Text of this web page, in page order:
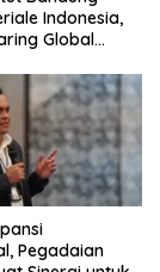
Indonesia,
Global
Pegadaian